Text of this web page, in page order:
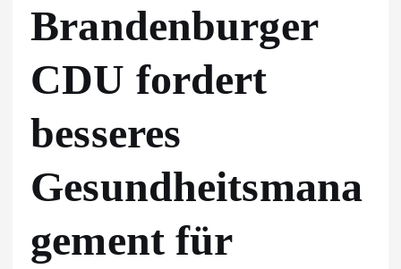
Brandenburger
CDU fordert
besseres
Gesundheitsmana
gement für